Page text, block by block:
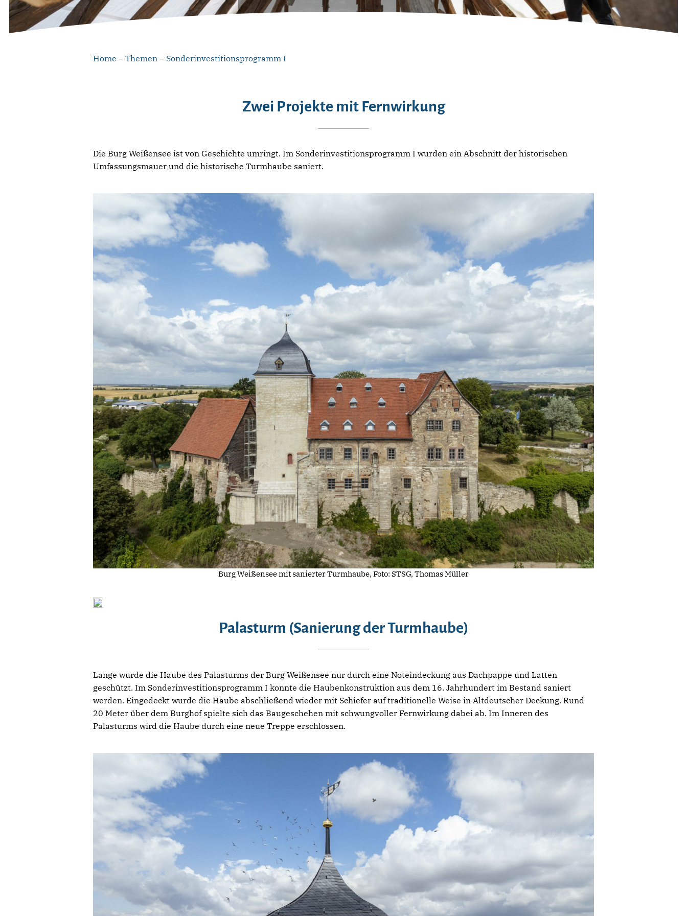
Home – Themen – Sonderinvestitionsprogramm I
Zwei Projekte mit Fernwirkung
Die Burg Weißensee ist von Geschichte umringt. Im Sonderinvestitionsprogramm I wurden ein Abschnitt der historischen
Umfassungsmauer und die historische Turmhaube saniert.
Burg Weißensee mit sanierter Turmhaube, Foto: STSG, Thomas Müller
Palasturm (Sanierung der Turmhaube)
Lange wurde die Haube des Palasturms der Burg Weißensee nur durch eine Noteindeckung aus Dachpappe und Latten
geschützt. Im Sonderinvestitionsprogramm I konnte die Haubenkonstruktion aus dem 16. Jahrhundert im Bestand saniert
werden. Eingedeckt wurde die Haube abschließend wieder mit Schiefer auf traditionelle Weise in Altdeutscher Deckung. Rund
20 Meter über dem Burghof spielte sich das Baugeschehen mit schwungvoller Fernwirkung dabei ab. Im Inneren des
Palasturms wird die Haube durch eine neue Treppe erschlossen.